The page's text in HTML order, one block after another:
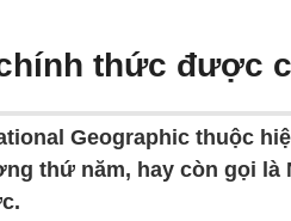
thức được
Geographic thuộc
thứ năm, hay còn gọi là